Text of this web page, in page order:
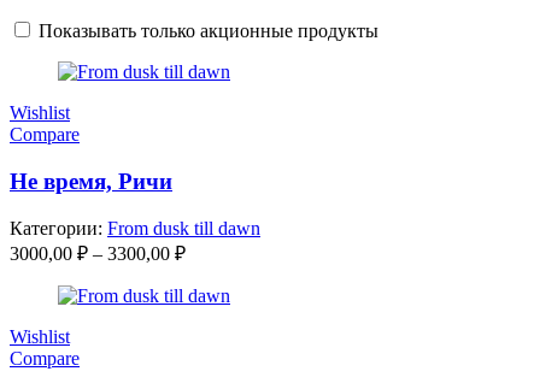
Показывать только акционные продукты
Wishlist
Compare
Не время, Ричи
Категории: From dusk till dawn
3000,00 ₽ – 3300,00 ₽Диапазон
3000,00 ₽
Wishlist
Compare